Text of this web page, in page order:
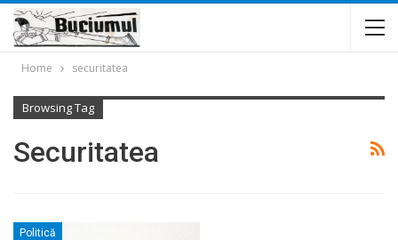
Home securitatea
Browsing Tag
Securitatea
Politică